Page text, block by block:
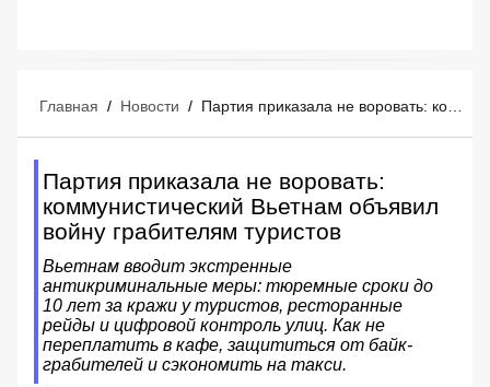
Главная / Новости /
Партия приказала не воровать:
коммунистический Вьетнам объявил
войну грабителям туристов
Вьетнам вводит экстренные
антикриминальные меры: тюремные сроки до
10 лет за кражи у туристов, ресторанные
рейды и цифровой контроль улиц. Как не
переплатить в кафе, защититься от байк-
грабителей и сэкономить на такси.